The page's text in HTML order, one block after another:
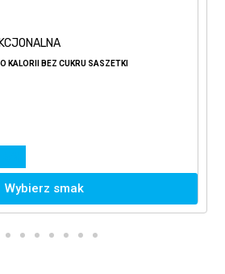
KALORII BEZ CUKRU SASZETKI
Wybierz smak